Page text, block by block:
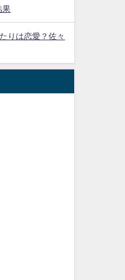
果
りは恋愛？佐々